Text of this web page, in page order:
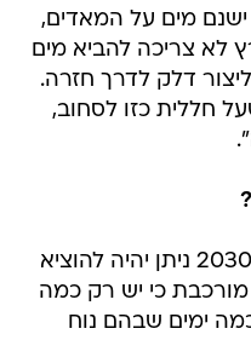
מים על המאדים,
לא צריכה להביא מים
דלק לדרך חזרה.
חללית כזו לסחוב,
"אנחנו מעריכים שכבר סביב 2030 ניתן יהיה להוציא
כי יש רק כמה
ימים שבהם נוח